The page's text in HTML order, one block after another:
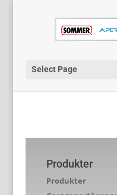
Select Page
Produkter
Produkter